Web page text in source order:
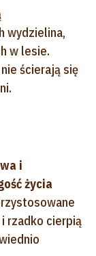
wydzielina,
w lesie.
ścierają się
i
życia
rzadko cierpią